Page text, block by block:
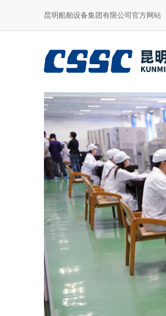
昆明船舶设备集团有限公司官方网站